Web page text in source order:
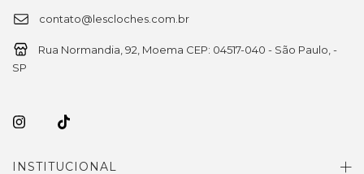
contato@lescloches.com.br
Rua Normandia, 92, Moema CEP: 04517-040 - São Paulo, -
SP
INSTITUCIONAL